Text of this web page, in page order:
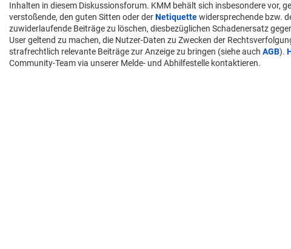
Inhalten in diesem Diskussionsforum. KMM behält sich insbesondere vor,
verstoßende, den guten Sitten oder derNetiquettewidersprechende bzw.
zuwiderlaufende Beiträge zu löschen, diesbezüglichen Schadenersatz
User geltend zu machen, die Nutzer-Daten zu Zwecken der
strafrechtlich relevante Beiträge zur Anzeige zu bringen (siehe auch AGB).
Community-Team via unserer Melde- und Abhilfestelle kontaktieren.